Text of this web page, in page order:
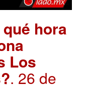
hora
Los
. 26 de